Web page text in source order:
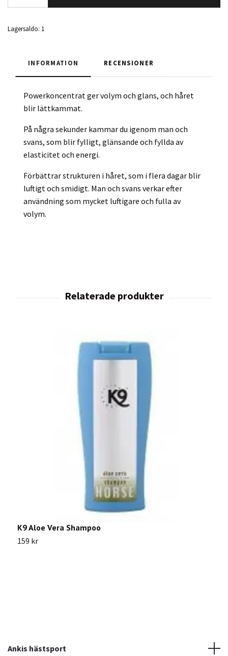
Lagersaldo: 1
INFORMATION RECENSIONER
Powerkoncentrat ger volym och glans, och håret
blir lättkammat.
På några sekunder kammar du igenom man och
svans, som blir fylligt, glänsande och fyllda av
elasticitet och energi.
Förbättrar strukturen i håret, som i flera dagar blir
luftigt och smidigt. Man och svans verkar efter
användning som mycket luftigare och fulla av
volym.
K9 Aloe Vera Shampoo
159 kr
Ankis hästsport